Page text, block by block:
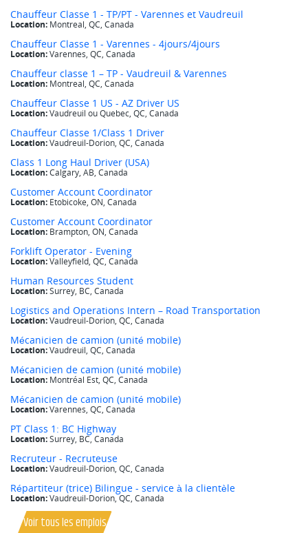
Voir tous les emplois